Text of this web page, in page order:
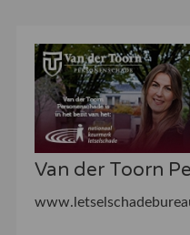
Van der Toorn